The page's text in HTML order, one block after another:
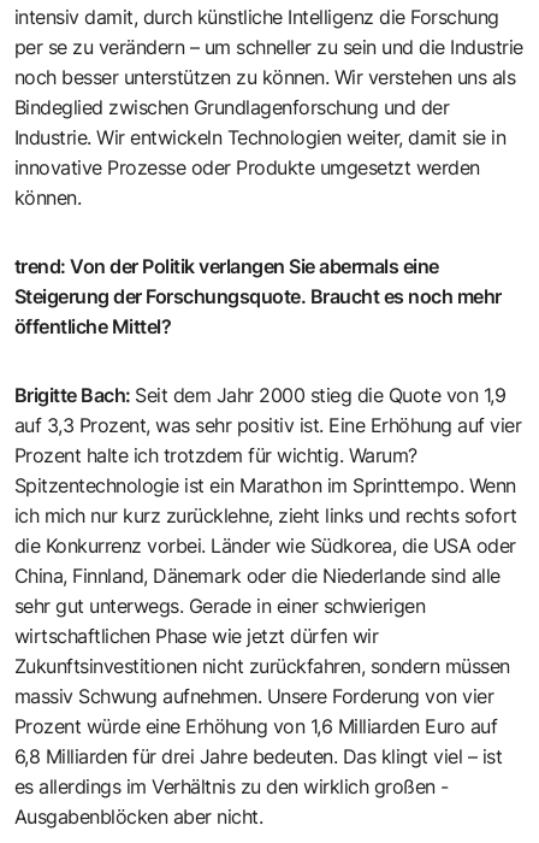
intensiv damit, durch künstliche Intelligenz die Forschung
per se zu verändern – um schneller zu sein und die Industrie
noch besser unterstützen zu können. Wir ­verstehen uns als
Bindeglied zwischen Grundlagenforschung und der
Industrie. Wir entwickeln Technologien weiter, ­damit sie in
innovative Prozesse oder Produkte umgesetzt werden
können.
trend:Von der Politik verlangen Sie abermals eine
Steigerung der Forschungsquote. Braucht es noch mehr
öffentliche ­Mittel?
Brigitte Bach: Seit dem Jahr 2000 stieg die Quote von 1,9
auf 3,3 Prozent, was sehr positiv ist. Eine Erhöhung auf vier
Prozent halte ich trotzdem für wichtig. Warum?
Spitzentechnologie ist ein Marathon im Sprinttempo. Wenn
ich mich nur kurz zurücklehne, zieht links und rechts sofort
die Konkurrenz vorbei. Länder wie Süd­korea, die USA oder
China, Finnland, Dänemark oder die Niederlande sind alle
sehr gut unterwegs. Gerade in einer schwierigen
wirtschaftlichen Phase wie jetzt dürfen wir
Zukunftsinvestitionen nicht zurückfahren, sondern müssen
massiv Schwung aufnehmen. Unsere Forderung von vier
Prozent würde eine Erhöhung von 1,6 Milliarden Euro auf
6,8 Milliarden für drei Jahre bedeuten. Das klingt viel – ist
es allerdings im ­Verhältnis zu den wirklich großen ­
Ausgabenblöcken aber nicht.